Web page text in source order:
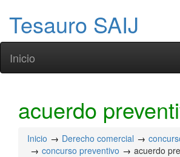
Tesauro SAIJ
Inicio
acuerdo
Inicio Derecho comercial
concurso preventivo
acuerdo